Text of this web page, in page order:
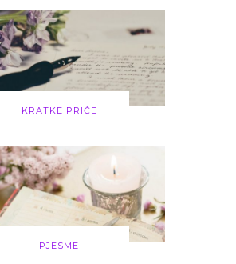
KRATKE PRIČE
PJESME